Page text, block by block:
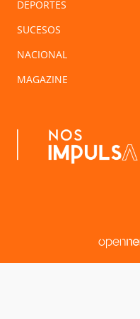
DEPORTES
SUCESOS
NACIONAL
MAGAZINE